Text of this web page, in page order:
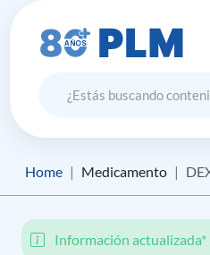
Home Medicamento
Información actualizada*